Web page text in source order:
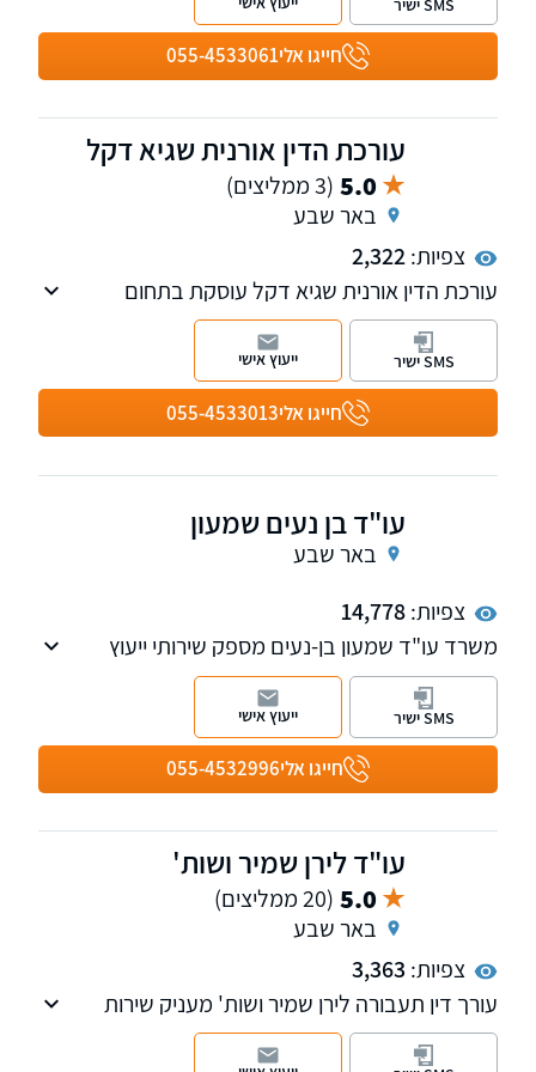
מתמשך, מסמך הבעת רצון, גירושין ועוד.
חייגו אלי055-4533061
SMS ישיר
עורכת הדין אורנית שגיא דקל
5.0 (3 ממליצים)
באר שבע
צפיות:2,322
עורכת הדין אורנית שגיא דקל עוסקת בתחום
רשלנות רפואית על כל גווניו ובתביעות סיעוד
חייגו אלי055-4533013
SMS ישיר ייעוץ אישי
עו"ד בן נעים שמעון
באר שבע
צפיות:14,778
משרד עו"ד שמעון בן-נעים מספק שירותי ייעוץ
וייצוג משפטי בדיני עבודה ונזיקין.
חייגו אלי055-4532996
SMS ישיר ייעוץ אישי
עו"ד לירן שמיר ושות'
5.0 (20 ממליצים)
באר שבע
צפיות: 3,363
עורך דין תעבורה לירן שמיר ושות' מעניק שירות
ברחבי הארץ בעל ניסיון רב בתחום התעבורה והדין
הפלילי כתב אישום בגין נהיגה בשכרות / מהירות,